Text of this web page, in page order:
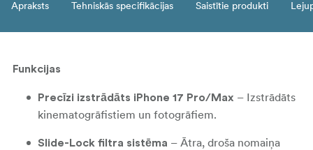
Apraksts Tehniskās specifikācijas Saistītie produkti
Funkcijas
Precīzi izstrādāts iPhone 17 Pro/Max – Izstrādāts
kinematogrāfistiem un fotogrāfiem.
Slide-Lock filtra sistēma – Ātra, droša nomaiņa